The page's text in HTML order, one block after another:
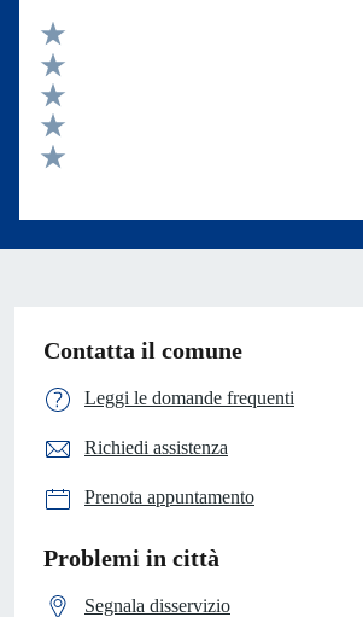
Valuta 5 stelle su 5
Valuta 4 stelle su 5
Valuta 3 stelle su 5
Valuta 2 stelle su 5
Contatta il comune
Leggi le domande frequenti
Richiedi assistenza
Prenota appuntamento
Problemi in città
Segnala disservizio